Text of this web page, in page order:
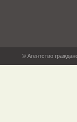
© Агентство